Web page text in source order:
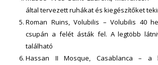
által tervezett ruhákat és kiegészítőket
Roman Ruins, Volubilis – Volubilis 40
csupán a felét ásták fel. A legtöbb
található
Hassan II Mosque, Casablanca – a